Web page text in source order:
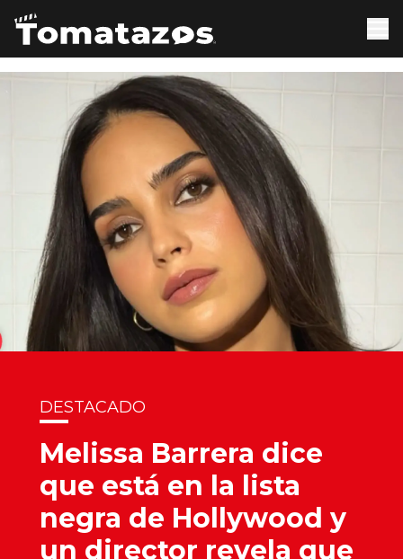
DESTACADO
Melissa Barrera dice
que está en la lista
negra de Hollywood y
un director revela que